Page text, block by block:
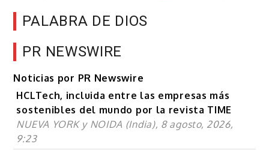
PALABRA DE DIOS
PR NEWSWIRE
Noticias por PR Newswire
HCLTech, incluida entre las empresas más
sostenibles del mundo por la revista TIME
NUEVA YORK y NOIDA (India), 8 agosto, 2026,
9:23